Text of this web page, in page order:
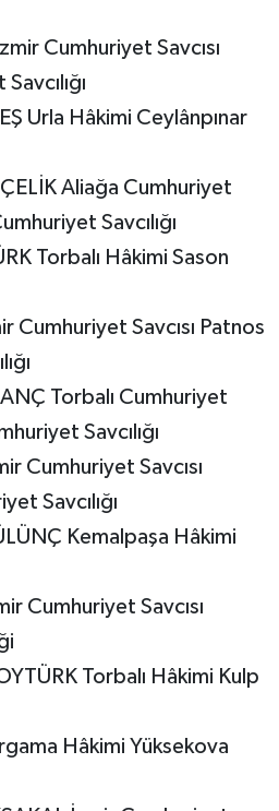
Cumhuriyet Savcısı
Urla Hâkimi Ceylânpınar
Aliağa Cumhuriyet
Savcılığı
Torbalı Hâkimi Sason
Cumhuriyet Savcısı Patnos
Torbalı Cumhuriyet
Savcılığı
Cumhuriyet Savcısı
Savcılığı
Kemalpaşa Hâkimi
Cumhuriyet Savcısı
Torbalı Hâkimi Kulp
Hâkimi Yüksekova